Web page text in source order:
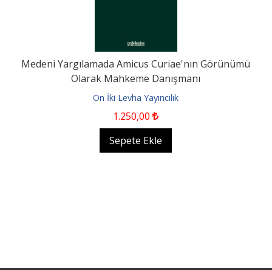
Medeni Yargılamada Amicus Curiae'nın Görünümü
Olarak Mahkeme Danışmanı
On İki Levha Yayıncılık
1.250,00
Sepete Ekle